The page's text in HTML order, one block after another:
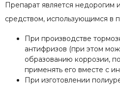
Препарат является недорогим
средством, использующимся в
При производстве
антифризов (при этом
образованию коррозии,
применять его вместе с
При изготовлении